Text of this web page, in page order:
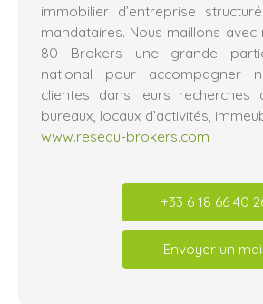
immobilier d’entreprise
mandataires. Nous maillons
80 Brokers une grande
national pour accompagner
clientes dans leurs recherches
bureaux, locaux d’activités,
www.reseau-brokers.com
+33 6 18 66 40
Envoyer un mail